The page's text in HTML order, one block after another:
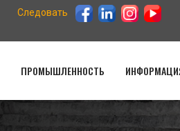
Следовать
ПРОМЫШЛЕННОСТЬ